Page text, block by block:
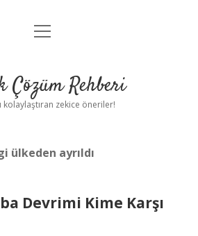
Anasayfa
Yasal Uyarı
menüyü
Çözüm Rehberi
kolaylaştıran zekice öneriler!
ülkeden ayrıldı
Devrimi Kime Karşı